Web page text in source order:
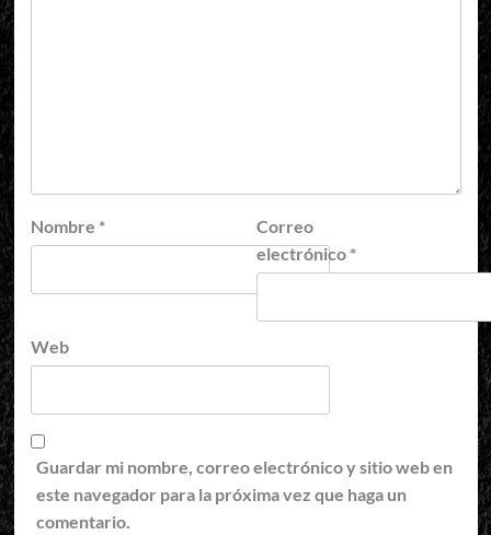
Nombre *
Correo
electrónico *
Web
Guardar mi nombre, correo electrónico y sitio web en
este navegador para la próxima vez que haga un
comentario.